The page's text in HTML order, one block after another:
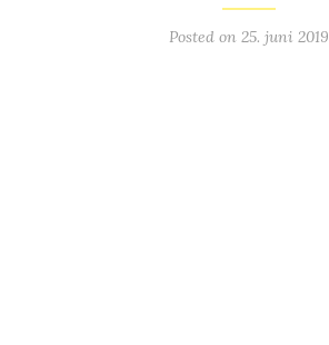
Posted on 25. juni 2019